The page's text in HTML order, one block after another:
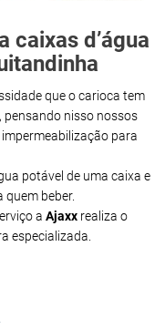
caixas d’água
que o carioca tem
pensando nisso nossos
para
potável de uma caixa e
beber.
a Ajaxx realiza o
especializada.